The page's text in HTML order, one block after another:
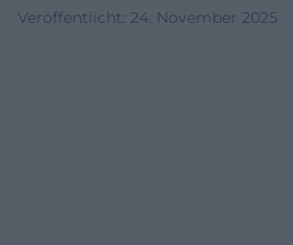
Veröffentlicht: 24. November 2025